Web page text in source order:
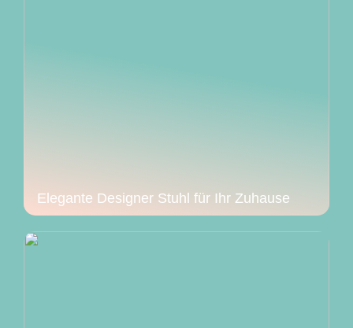
Elegante Designer Stuhl für Ihr Zuhause